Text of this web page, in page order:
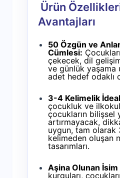
Ürün
Avantajları
50 Özgün ve
Cümlesi:
çekecek, dil
ve günlük yaşama
adet hedef odaklı
3-4 Kelimelik İdeal
çocukluk ve
çocukların bilişsel
artırmayacak,
uygun, tam olarak
kelimeden oluşan
tasarımları.
Aşina Olunan İsim
kurguları,